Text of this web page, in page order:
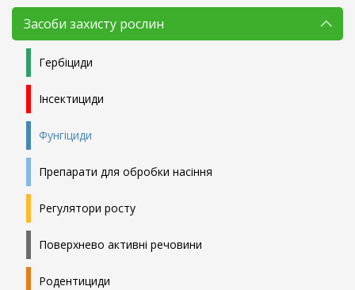
Засоби захисту рослин
Гербіциди
Інсектициди
Фунгіциди
Препарати для обробки насіння
Регулятори росту
Поверхнево активні речовини
Родентициди